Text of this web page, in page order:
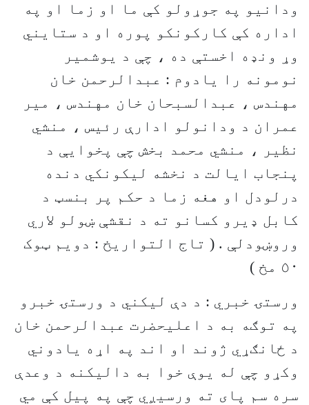
ودانيو په جوړولو کې ما او زما او په
اداره کې کارکونکو پوره او د ستايني
وړ ونډه اخستې ده ، چې د يوشمير
نومونه را يادوم : عبدالرحمن خان
مهندس ، عبدالسبحان خان مهندس ، مير
عمران د ودانولو ادارې رئيس ، منشي
نظير ، منشي محمد بخش چې پخوايې د
پنجاب ايالت د نخشه ليکونکي دنده
درلودل او هغه زما د حکم پر بنسټ د
کابل ډيرو کسانو ته د نقشې ښولو لاري
وروښودلې . ( تاج التواريخ : دويم ټوک
٥٠ مخ )
ورستۍ خبري : د دې ليکني د ورستۍ خبرو
په توګه به د اعليحضرت عبدالرحمن خان
د ځانګړي ژوند او اند په اړه يادوني
وکړو چې له يوې خوا به داليکنه د وعدې
سره سم پای ته ورسيږي چې په پيل کې مي